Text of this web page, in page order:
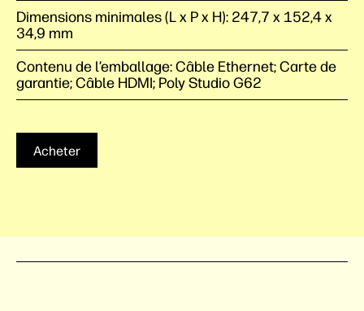
Dimensions minimales (L x P x H): 247,7 x 152,4 x
34,9 mm
Contenu de l’emballage: Câble Ethernet; Carte de
garantie; Câble HDMI; Poly Studio G62
Acheter